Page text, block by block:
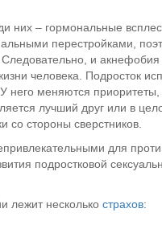
них – гормональные
перестройками,
и
человека. Подросток
. У него меняются
лучший друг или в
со стороны сверстников.
для
подростковой
лежит несколько страхов: